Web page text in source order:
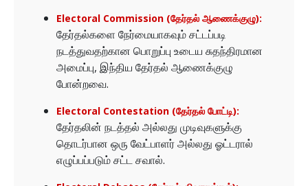
Electoral Commission (தேர்தல் ஆணைக்குழு):
தேர்தல்களை நேர்மையாகவும் சட்டப்படி
நடத்துவதற்கான பொறுப்பு உடைய சுதந்திரமான
அமைப்பு, இந்திய தேர்தல் ஆணைக்குழு
போன்றவை.
Electoral Contestation (தேர்தல் போட்டி):
தேர்தலின் நடத்தல் அல்லது முடிவுகளுக்கு
தொடர்பான ஒரு வேட்பாளர் அல்லது ஓட்டரால்
எழுப்பப்படும் சட்ட சவால்.